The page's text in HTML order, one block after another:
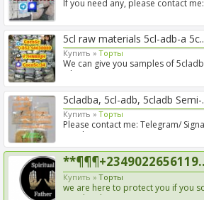
If you need any, please contact
5cl raw materials 5cl-adb-a
Купить » Tорты
We can give you samples of
it howe...
5cladba, 5cl-adb, 5cladb Semi-
Купить »Tорты
Please contact me: Telegram/
Email:me...
Купить » Tорты
we are here to protect you if you